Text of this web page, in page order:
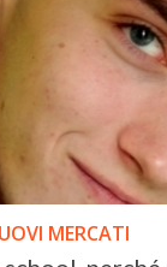
MERCATI